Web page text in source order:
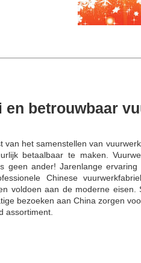
en betrouwbaar
van het samenstellen van
betaalbaar te maken.
geen ander! Jarenlange
Chinese
voldoen aan de moderne eisen.
bezoeken aan China zorgen
assortiment.